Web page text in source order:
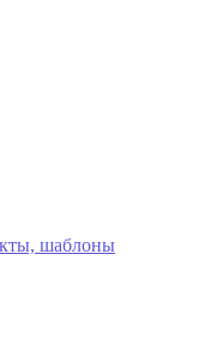
шаблоны